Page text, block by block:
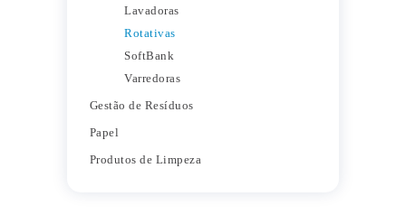
Lavadoras
Rotativas
SoftBank
Varredoras
Gestão de Resíduos
Papel
Produtos de Limpeza